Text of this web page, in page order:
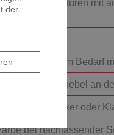
oder Schiebetüren mit
individuellem Bedarf
Bedienhebel an
mit Duschhocker oder
bei nachlassender
der